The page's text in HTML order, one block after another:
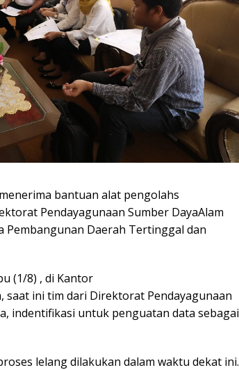
bantuan alat pengolahs
Pendayagunaan Sumber DayaAlam
Pembangunan Daerah Tertinggal dan
(1/8) , di Kantor
saat ini tim dari Direktorat Pendayagunaan
indentifikasi untuk penguatan data sebagai
lelang dilakukan dalam waktu dekat ini.